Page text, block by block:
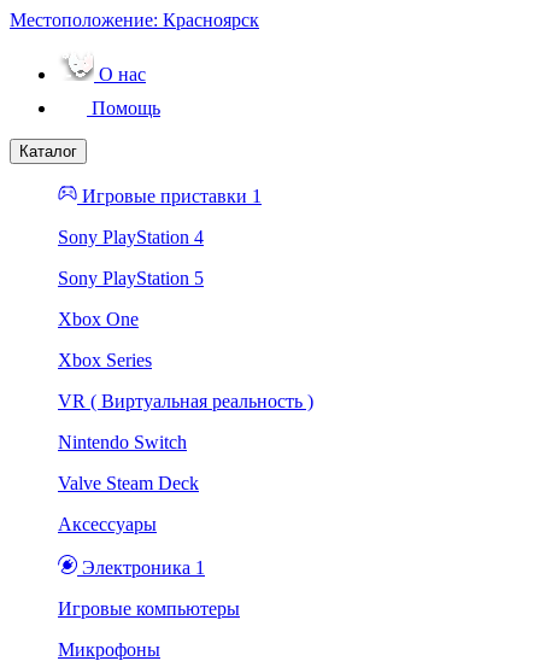
Местоположение: Красноярск
О нас
Помощь
Каталог
Игровые приставки 1
Sony PlayStation 4
Sony PlayStation 5
Xbox One
Xbox Series
VR ( Виртуальная реальность )
Nintendo Switch
Valve Steam Deck
Аксессуары
Электроника 1
Игровые компьютеры
Микрофоны